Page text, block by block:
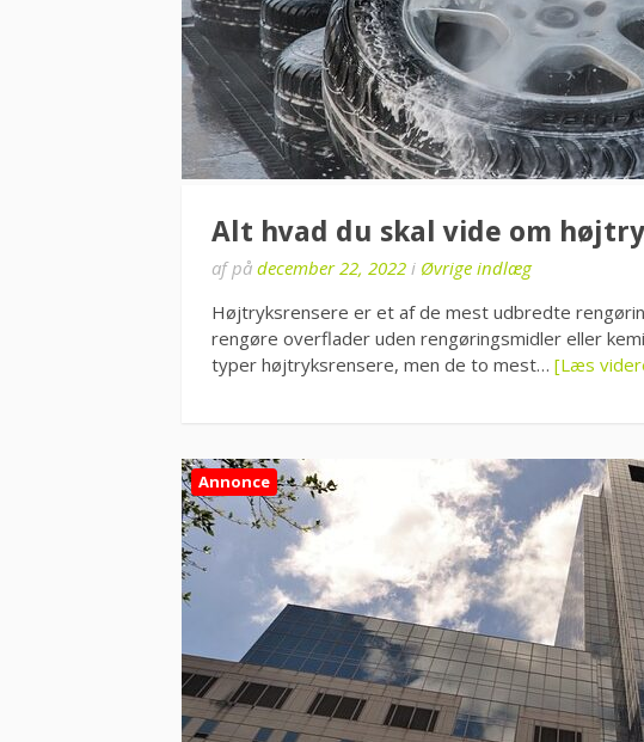
Alt hvad du skal vide om
afpå december 22, 2022 i Øvrige indlæg
Højtryksrensere er et af de mest udbredte
rengøre overflader uden rengøringsmidler eller
typer højtryksrensere, men de to mest… [Læs
Annonce